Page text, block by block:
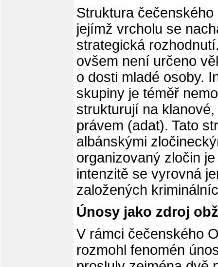
Struktura
jejímž vrcholu se
strategická
ovšem není určeno
o dosti mladé osoby.
skupiny je téměř
strukturují na
právem (adat). Tato
albánskými
organizovaný zločin
intenzitě se vyrovná
založených
Únosy jako zdroj
V rámci čečenského
rozmohl fenomén